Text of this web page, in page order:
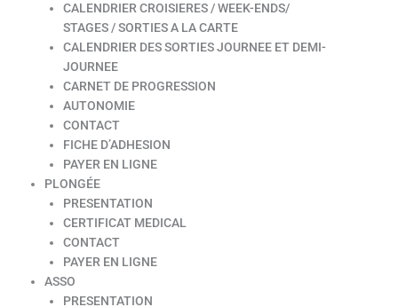
CALENDRIER CROISIERES / WEEK-ENDS/
STAGES / SORTIES A LA CARTE
CALENDRIER DES SORTIES JOURNEE ET DEMI-
JOURNEE
CARNET DE PROGRESSION
AUTONOMIE
CONTACT
FICHE D’ADHESION
PAYER EN LIGNE
PLONGÉE
PRESENTATION
CERTIFICAT MEDICAL
CONTACT
PAYER EN LIGNE
ASSO
PRESENTATION